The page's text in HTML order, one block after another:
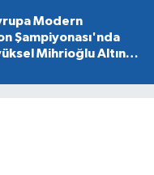
Modern
Şampiyonası'nda
Mihrioğlu Altın